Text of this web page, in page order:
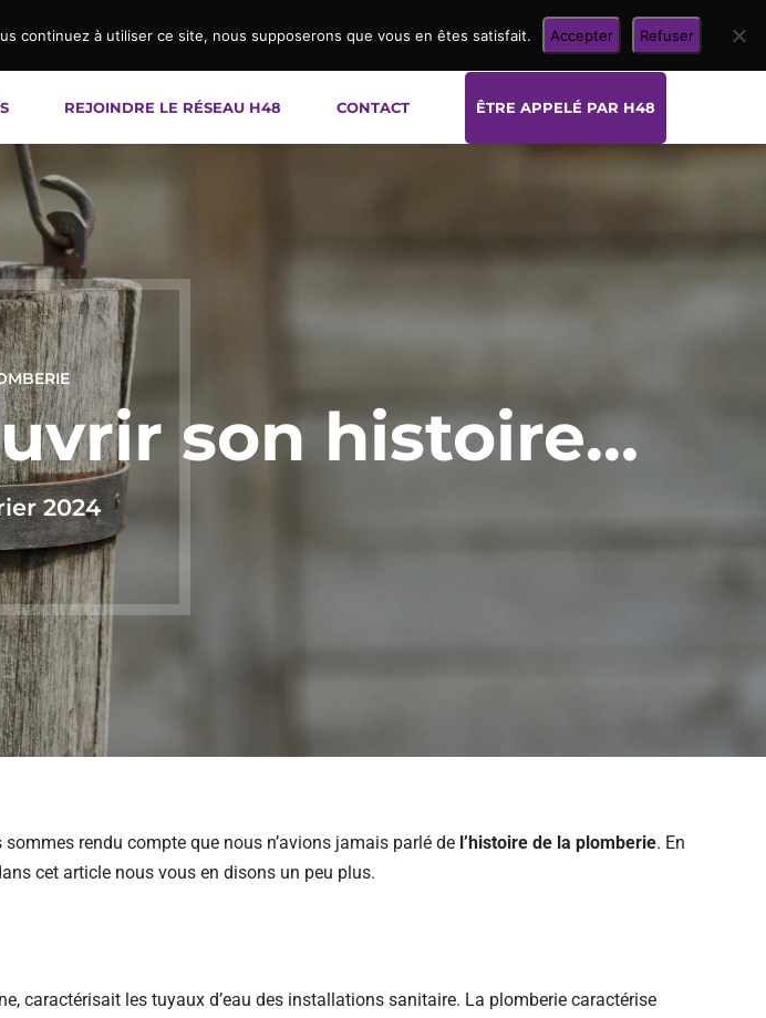
REJOINDRE LE RÉSEAU H48 CONTACT ÊTRE APPELÉ PAR H48
son histoire…
2024
rendu compte que nous n’avions jamais parlé de l’histoire de la plomberie. En
cet article nous vous en disons un peu plus.
caractérisait les tuyaux d’eau des installations sanitaire. La plomberie caractérise
continuez à utiliser ce site, nous supposerons que vous en êtes satisfait. Accepter Refuser